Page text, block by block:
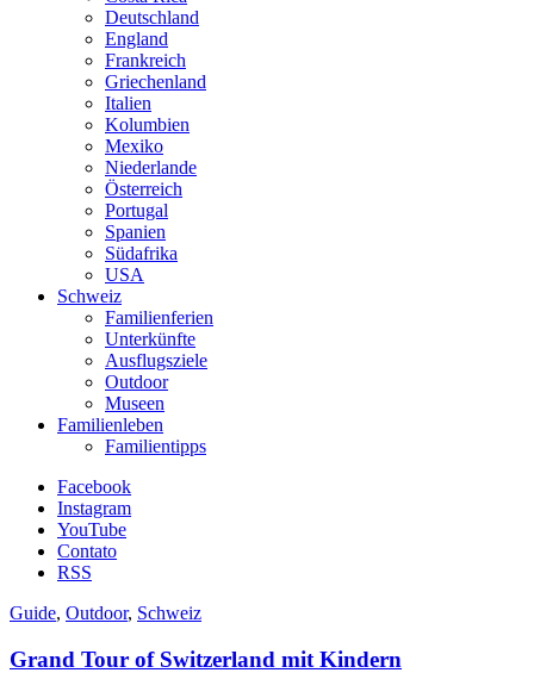
Deutschland
England
Frankreich
Griechenland
Italien
Kolumbien
Mexiko
Niederlande
Österreich
Portugal
Spanien
Südafrika
USA
Schweiz
Familienferien
Unterkünfte
Ausflugsziele
Outdoor
Museen
Familienleben
Familientipps
Facebook
Instagram
YouTube
Contato
RSS
Guide, Outdoor, Schweiz
Grand Tour of Switzerland mit Kindern